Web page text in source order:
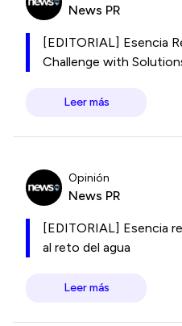
News PR
[EDITORIAL] Esencia
Challenge with
Leer más
Opinión
News PR
[EDITORIAL] Esencia
al reto del agua
Leer más